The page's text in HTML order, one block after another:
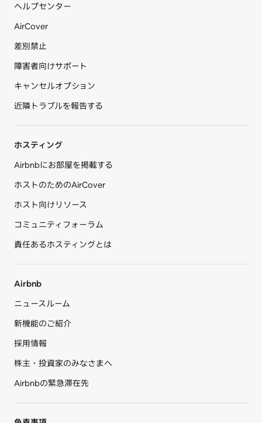
ヘルプセンター
AirCover
差別禁止
障害者向けサポート
キャンセルオプション
近隣トラブルを報告する
ホスティング
Airbnbにお部屋を掲載する
ホストのためのAirCover
ホスト向けリソース
コミュニティフォーラム
責任あるホスティングとは
Airbnb
ニュースルーム
新機能のご紹介
採用情報
株主・投資家のみなさまへ
Airbnbの緊急滞在先